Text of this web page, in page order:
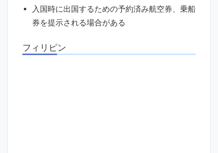
入国時に出国するための予約済み航空券、乗船
券を提示される場合がある
フィリピン